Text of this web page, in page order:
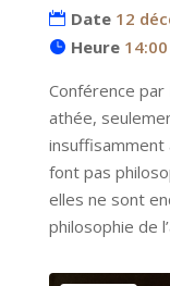
Date 12
Heure
Conférence par
athée,
insuffisamment
font pas
elles ne sont
philosophie de